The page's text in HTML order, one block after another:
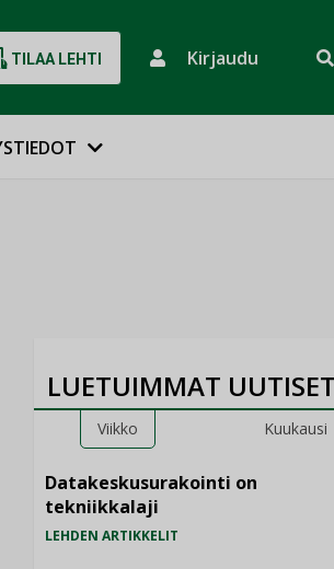
TILAA LEHTI Kirjaudu
LUETUIMMAT UUTISET
Viikko Kuukausi
Datakeskusurakointi on
tekniikkalaji
LEHDEN ARTIKKELIT